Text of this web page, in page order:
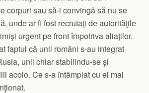
corpuri sau să-i convingă să nu se
unde ar fi fost recrutaţi de autorităţile
urgent pe front împotriva aliaţilor.
faptul că unii români s-au integrat
unii chiar stabilindu-se şi
acolo. Ce s-a întâmplat cu ei mai